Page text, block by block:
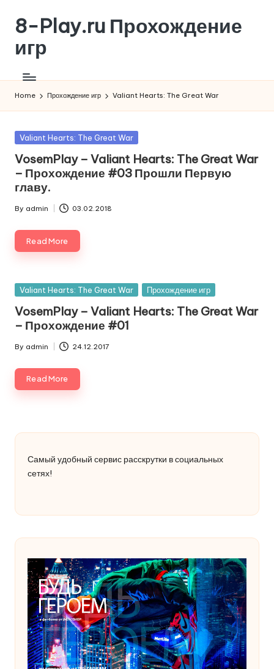
Skip
content
8-Play.ru Прохождение
игр
Home Прохождение игр Valiant Hearts: The Great War
Posted
Valiant Hearts: The Great War
VosemPlay – Valiant Hearts: The Great War
– Прохождение #03 Прошли Первую
главу.
Posted
By admin 03.02.2018
Read More
Posted
Valiant Hearts: The Great War Прохождение игр
VosemPlay – Valiant Hearts: The Great War
– Прохождение #01
Posted
By admin 24.12.2017
Read More
Самый удобный сервис расскрутки в социальных
сетях!